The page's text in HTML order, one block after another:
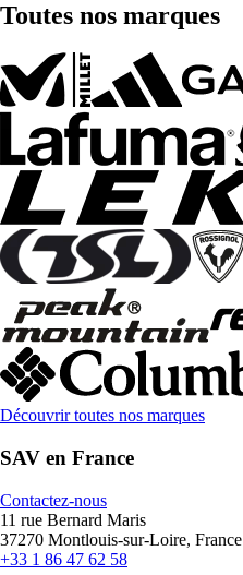
Toutes nos marques
Découvrir toutes nos marques
SAV en France
Contactez-nous
11 rue Bernard Maris
37270 Montlouis-sur-Loire, France
+33 1 86 47 62 58